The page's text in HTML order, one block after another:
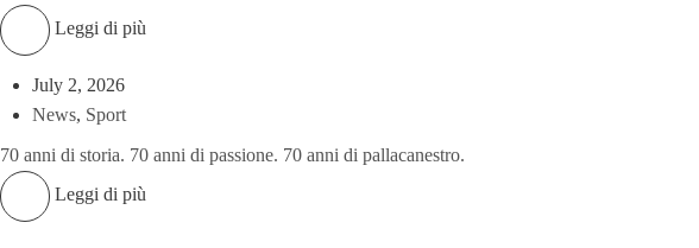
Leggi di più
July 2, 2026
News, Sport
70 anni di storia. 70 anni di passione. 70 anni di pallacanestro.
Leggi di più